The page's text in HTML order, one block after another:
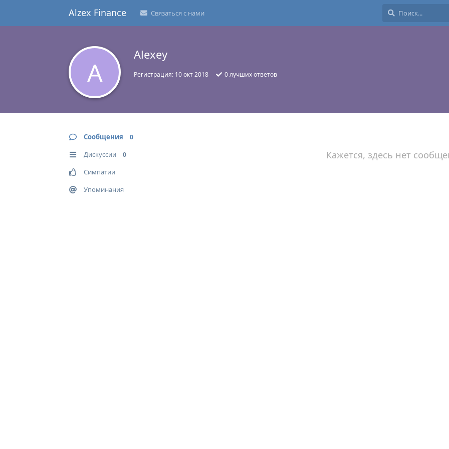
Alzex Finance Связаться с нами
A
Alexey
Регистрация: 10 окт 2018 0лучших ответов
Сообщения 0
Дискуссии 0
Симпатии
Упоминания
Кажется, здесь нет